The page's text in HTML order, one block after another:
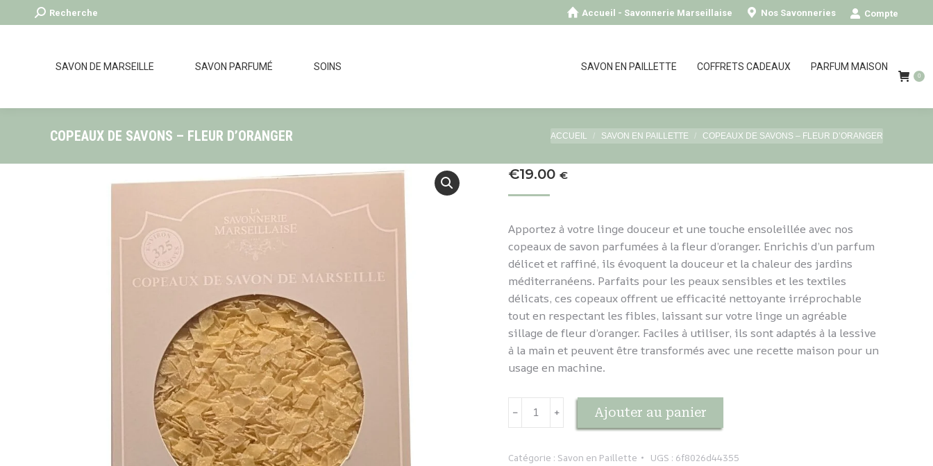
Recherche
:
Recherche Accueil - Savonnerie Marseillaise Nos Savonneries Compte
SAVON DE MARSEILLE SAVON PARFUMÉ SOINS SAVON EN PAILLETTE COFFRETS CADEAUX PARFUM MAISON
0
COPEAUX DE SAVONS – FLEUR D’ORANGER Vous êtes ici :
ACCUEIL SAVON EN PAILLETTE COPEAUX DE SAVONS – FLEUR D’ORANGER
€19.00 €
Apportez à votre linge douceur et une touche ensoleillée avec nos
copeaux de savon parfumées à la fleur d’oranger. Enrichis d’un parfum
délicet et raffiné, ils évoquent la douceur et la chaleur des jardins
méditerranéens. Parfaits pour les peaux sensibles et les textiles
délicats, ces copeaux offrent ue efficacité nettoyante irréprochable
tout en respectant les fibles, laissant sur votre linge un agréable
sillage de fleur d’oranger. Faciles à utiliser, ils sont adaptés à la lessive
à la main et peuvent être transformés avec une recette maison pour un
usage en machine.
quantité
de
﹣ ﹢ Ajouter au panier
Catégorie : Savon en Paillette UGS : 6f8026d44355